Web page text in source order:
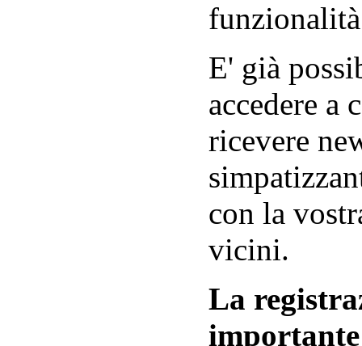
E' già
accedere a
ricevere
con la
vicini.
La